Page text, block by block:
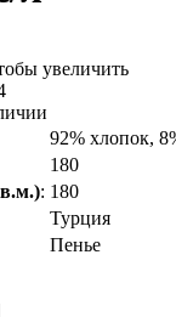
увеличить
92% хлопок,
180
: 180
Турция
Пенье